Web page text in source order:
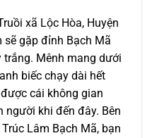
xã Lộc Hòa, Huyện
sẽ gặp đỉnh Bạch Mã
Mênh mang dưới
biếc chạy dài hết
cái không gian
người khi đến đây. Bên
Lâm Bạch Mã, bạn